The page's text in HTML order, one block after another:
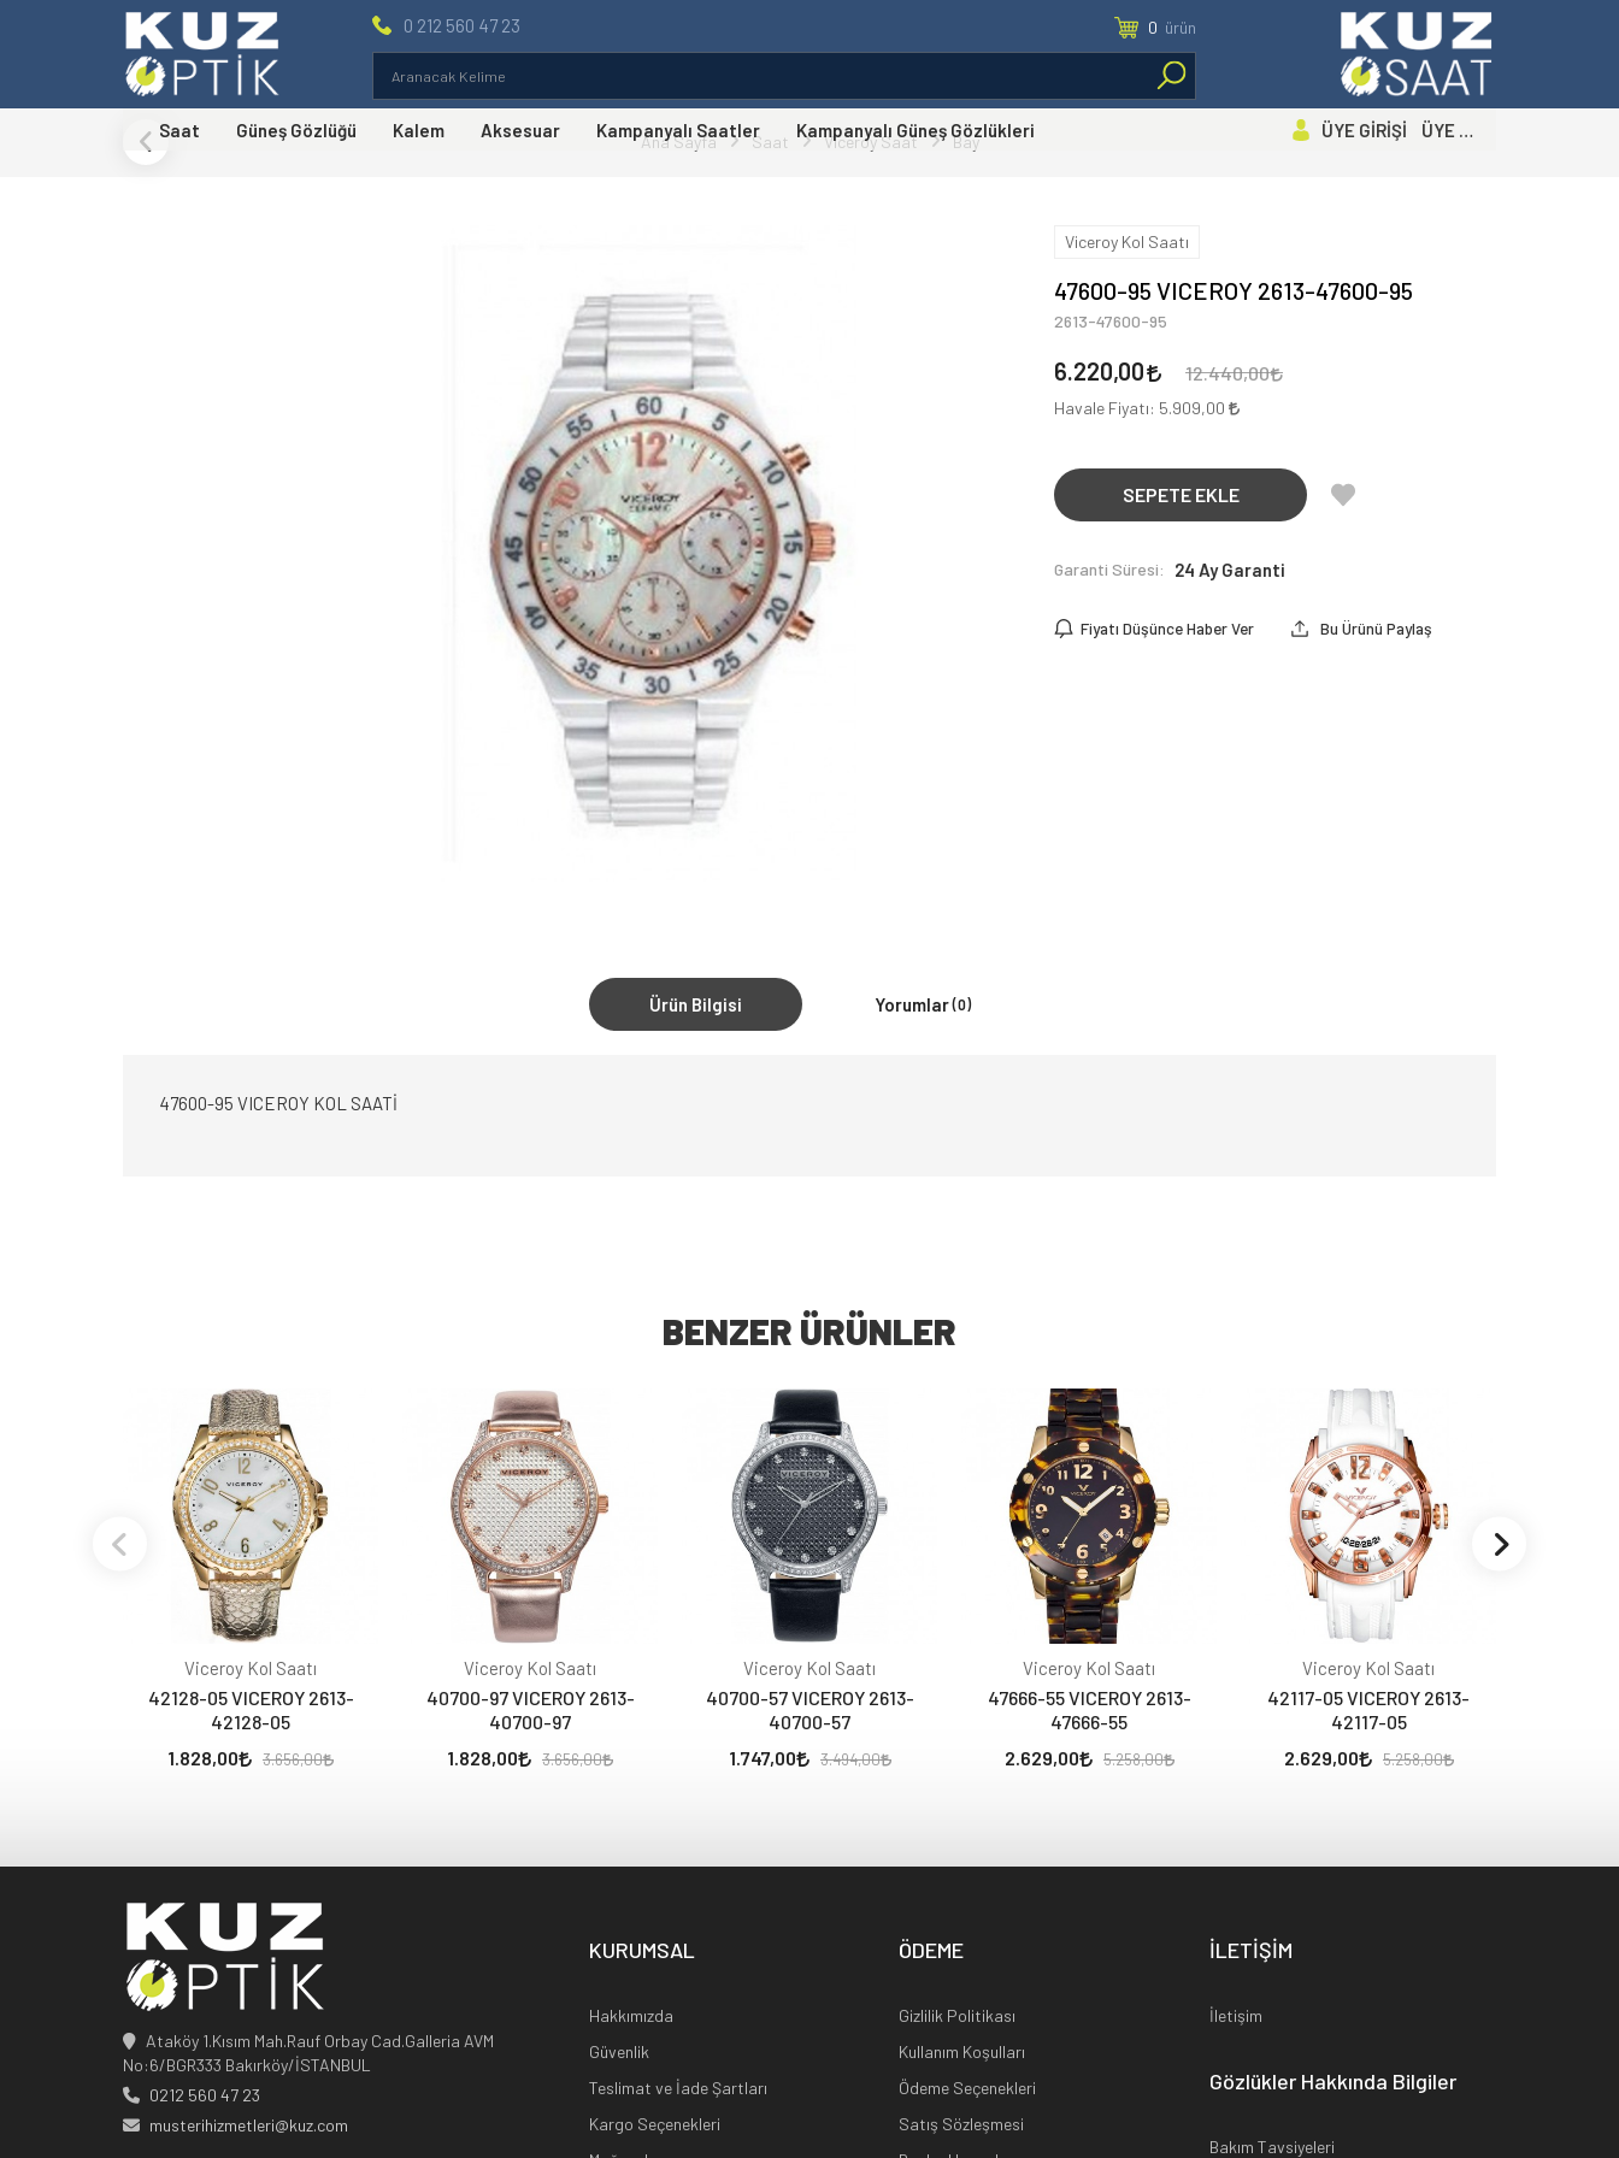
0 212 560 47 23 0 ürün
Saat Güneş Gözlüğü Kalem Aksesuar Kampanyalı Saatler Kampanyalı Güneş Gözlükleri ÜYE GİRİŞİ ÜYE OL
Ana Sayfa Saat Viceroy Saat Bay
Viceroy Kol Saatı
47600-95 VICEROY 2613-47600-95
2613-47600-95
6.220,00 12.440,00
Havale Fiyatı: 5.909,00
SEPETE EKLE
Garanti Süresi: 24 Ay Garanti
Fiyatı Düşünce Haber Ver Bu Ürünü Paylaş
Ürün Bilgisi Yorumlar(0)
47600-95 VICEROY KOL SAATİ
BENZER ÜRÜNLER
Viceroy Kol Saatı
42128-05 VICEROY 2613-
42128-05
1.828,00
3.656,00
Viceroy Kol Saatı
40700-97 VICEROY 2613-
40700-97
1.828,00
3.656,00
Viceroy Kol Saatı
40700-57 VICEROY 2613-
40700-57
1.747,00
3.494,00
Viceroy Kol Saatı
47666-55 VICEROY 2613-
47666-55
2.629,00
5.258,00
Viceroy Kol Saatı
42117-05 VICEROY 2613-
42117-05
2.629,00
5.258,00
Ataköy 1.Kısım Mah.Rauf Orbay Cad.Galleria AVM
No:6/BGR333 Bakırköy/İSTANBUL
0212 560 47 23
musterihizmetleri@kuz.com
KURUMSAL
Hakkımızda
Güvenlik
Teslimat ve İade Şartları
Kargo Seçenekleri
ÖDEME
Gizlilik Politikası
Kullanım Koşulları
Ödeme Seçenekleri
Satış Sözleşmesi
İLETİŞİM
İletişim
Gözlükler Hakkında Bilgiler
Bakım Tavsiyeleri